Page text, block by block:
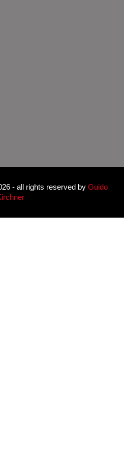
- all rights reserved by Guido